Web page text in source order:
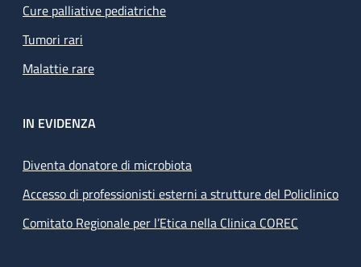
Cure palliative pediatriche
Tumori rari
Malattie rare
IN EVIDENZA
Diventa donatore di microbiota
Accesso di professionisti esterni a strutture del Policlinico
Comitato Regionale per l’Etica nella Clinica COREC